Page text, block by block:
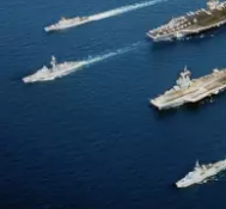
теме